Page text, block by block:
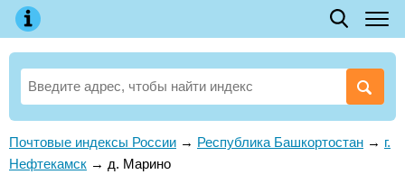
Почтовые индексы России → Республика Башкортостан → г.
Нефтекамск → д. Марино